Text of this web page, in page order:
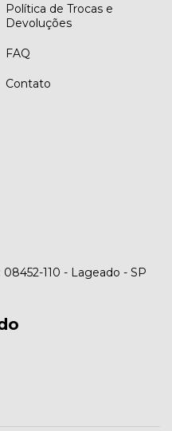
Política de Trocas e
Devoluções
FAQ
Contato
08452-110 - Lageado - SP